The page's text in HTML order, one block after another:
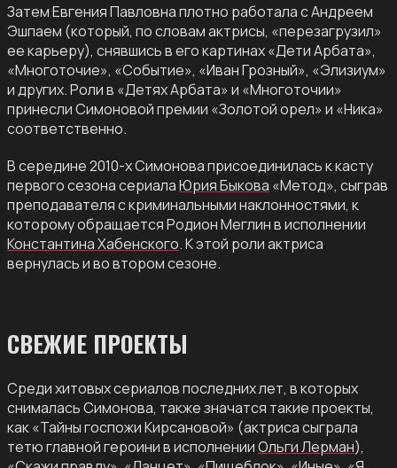
Затем Евгения Павловна плотно работала с Андреем
Эшпаем (который, по словам актрисы, «перезагрузил»
ее карьеру), снявшись в его картинах «Дети Арбата»,
«Многоточие», «Событие», «Иван Грозный», «Элизиум»
и других. Роли в «Детях Арбата» и «Многоточии»
принесли Симоновой премии «Золотой орел» и «Ника»
соответственно.
В середине 2010-х Симонова присоединилась к касту
первого сезона сериалаЮрия Быкова «Метод», сыграв
преподавателя с криминальными наклонностями, к
которому обращается Родион Меглин в исполнении
Константина Хабенского. К этой роли актриса
вернулась и во втором сезоне.
СВЕЖИЕ ПРОЕКТЫ
Среди хитовых сериалов последних лет, в которых
снималась Симонова, также значатся такие проекты,
как «Тайны госпожи Кирсановой» (актриса сыграла
тетю главной героини в исполненииОльги Лерман),